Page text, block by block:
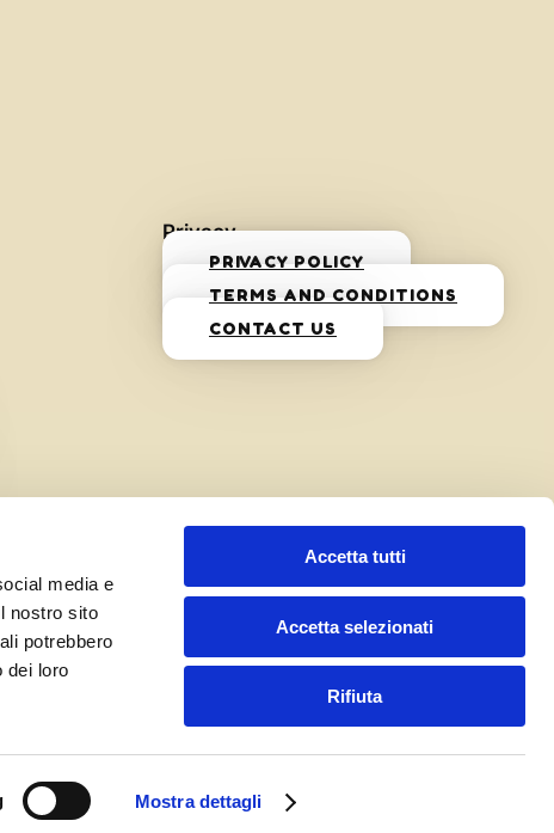
media e
nostro sito
potrebbero
dei loro
Mostra dettagli
Accetta tutti
Accetta selezionati
Rifiuta
Privacy
PRIVACY POLICY
TERMS AND CONDITIONS
CONTACT US